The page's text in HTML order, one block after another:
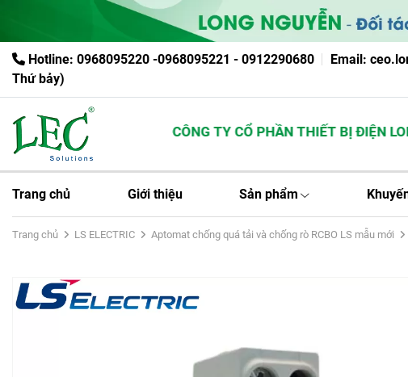
Hotline: 0968095220 -0968095221 - 0912290680 Email:
Thứ bảy)
CÔNG TY CỔ PHẦN THIẾT BỊ ĐIỆN LONG
Trang chủ Giới thiệu Sản phẩm
Trang chủ LS ELECTRIC Aptomat chống quá tải và chống rò RCBO LS mẫu mới